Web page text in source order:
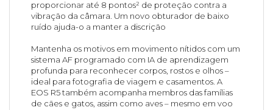
proporcionar até 8 pontos² de proteção contra a
vibração da câmara. Um novo obturador de baixo
ruído ajuda-o a manter a discrição
Mantenha os motivos em movimento nítidos com um
sistema AF programado com IA de aprendizagem
profunda para reconhecer corpos, rostos e olhos –
ideal para fotografia de viagem e casamentos. A
EOS R5 também acompanha membros das famílias
de cães e gatos, assim como aves – mesmo em voo